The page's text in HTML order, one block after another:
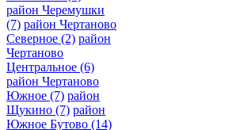
район Черемушки
(7) район Чертаново
Северное (2) район
Чертаново
Центральное (6)
район Чертаново
Южное (7) район
Щукино (7) район
Южное Бутово (14)